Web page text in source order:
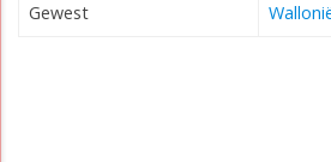
Gewest